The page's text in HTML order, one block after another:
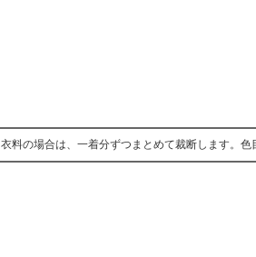
衣料の場合は、一着分ずつまとめて裁断します。